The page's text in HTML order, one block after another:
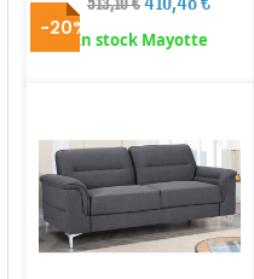
En stock Mayotte
-20%